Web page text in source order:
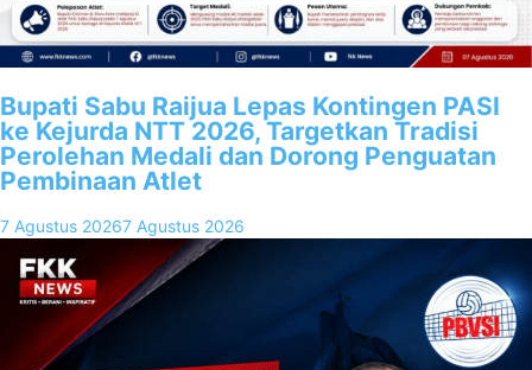
Bupati Sabu Raijua Lepas Kontingen PASI
ke Kejurda NTT 2026, Targetkan Tradisi
Perolehan Medali dan Dorong Penguatan
Pembinaan Atlet
7 Agustus 20267 Agustus 2026